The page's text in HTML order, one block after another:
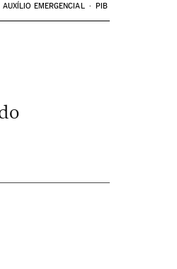
AUXÍLIO EMERGENCIAL PIB